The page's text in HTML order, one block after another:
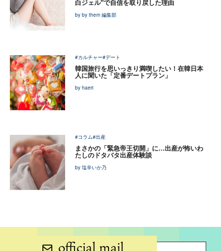
白ジェル"で自信を取り戻した理由
by by them 編集部
#カルチャー#デート
韓国旅行を思いっきり満喫したい！在韓日本
人に聞いた「定番デートプラン」
by haeri
#コラム#出産
まさかの「緊急帝王切開」に…出産が怖いわ
たしのドタバタ出産体験談
by 塩辛いか乃
official mail